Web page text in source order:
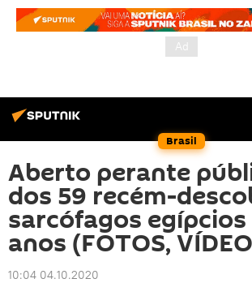
Brasil
Aberto perante
dos 59 recém-
sarcófagos egípcios
anos (FOTOS,
10:04 04.10.2020